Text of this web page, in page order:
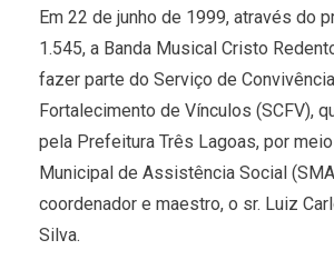
Em 22 de junho de 1999, através do
1.545, a Banda Musical Cristo
fazer parte do Serviço de
Fortalecimento de Vínculos (SCFV),
pela Prefeitura Três Lagoas, por
Municipal de Assistência Social
coordenador e maestro, o sr. Luiz
Silva.